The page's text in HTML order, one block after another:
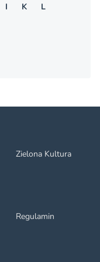
I K
L
Zielona Kultura
Regulamin